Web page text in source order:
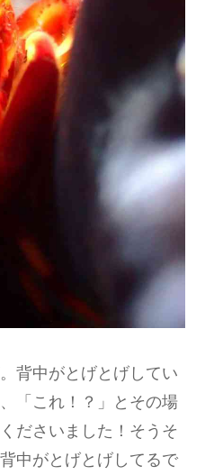
背中がとげとげしてい
「これ！？」とその場
ださいました！そうそ
中がとげとげしてるで